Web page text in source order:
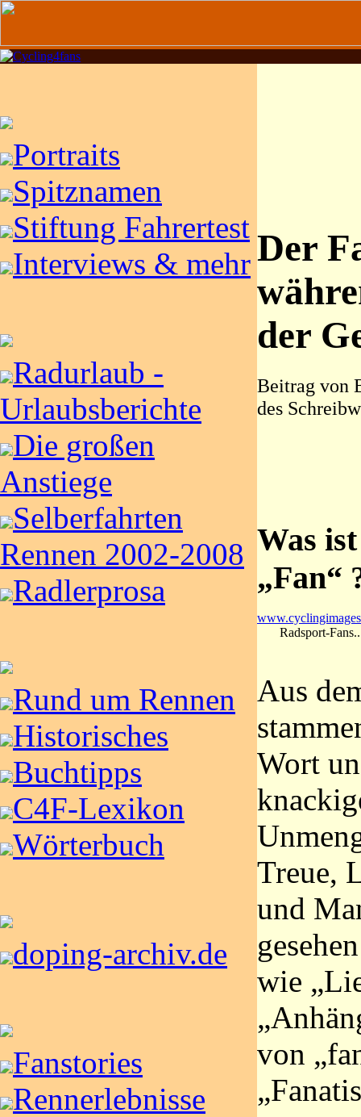
Portraits
Spitznamen
Stiftung Fahrertest
Interviews & mehr
Radurlaub -
Urlaubsberichte
Die großen
Anstiege
Selberfahrten
Rennen 2002-2008
Radlerprosa
Rund um Rennen
Historisches
Buchtipps
C4F-Lexikon
Wörterbuch
doping-archiv.de
Fanstories
Rennerlebnisse
Der
der
Beitrag von
des
Was
„Fan“
Radsport-
Aus
Wort
Treue,
und
wie
von